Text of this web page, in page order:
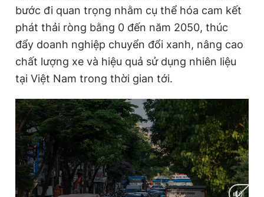
bước đi quan trọng nhằm cụ thể hóa cam kết
phát thải ròng bằng 0 đến năm 2050, thúc
đẩy doanh nghiệp chuyển đổi xanh, nâng cao
chất lượng xe và hiệu quả sử dụng nhiên liệu
tại Việt Nam trong thời gian tới.